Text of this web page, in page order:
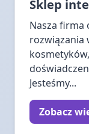
Sklep
Nasza firma
rozwiązania
Jesteśmy...
Zobacz